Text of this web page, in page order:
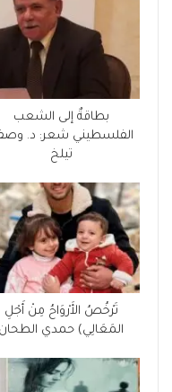
بطاقةٌ إلى الشعب
الفلسطيني شعر: د.
تيلخ
تَرْخُصُ الأَرْوَاحُ مِنْ أَجْلِ
المَعَالِي) حمدي الطحان